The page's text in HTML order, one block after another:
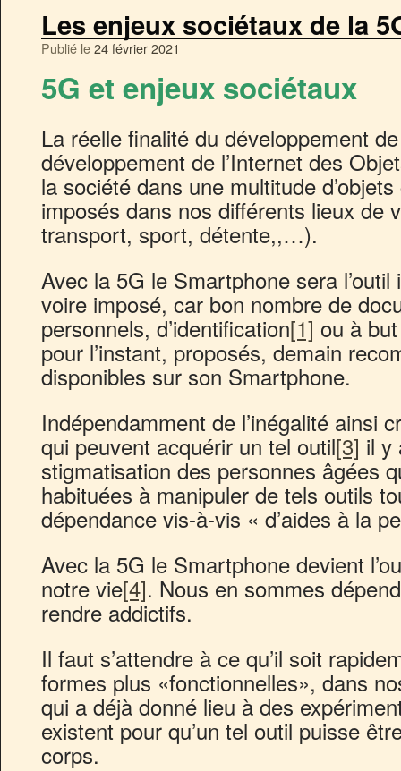
Les enjeux sociétaux de la
Publié le24 février 2021
5G et enjeux sociétaux
La réelle finalité du développement
développement de l’Internet des
la société dans une multitude
imposés dans nos différents lieux de
transport, sport, détente,,…).
Avec la 5G le Smartphone sera
voire imposé, car bon nombre de
personnels, d’identification[1] ou à
pour l’instant, proposés, demain
disponibles sur son Smartphone.
Indépendamment de l’inégalité ainsi
qui peuvent acquérir un tel outil[3] il y
stigmatisation des personnes âgées
habituées à manipuler de tels outils
dépendance vis-à-vis « d’aides à la
Avec la 5G le Smartphone devient
notre vie[4]. Nous en sommes
rendre addictifs.
Il faut s’attendre à ce qu’il soit
formes plus «fonctionnelles», dans
qui a déjà donné lieu à des
existent pour qu’un tel outil puisse
corps.